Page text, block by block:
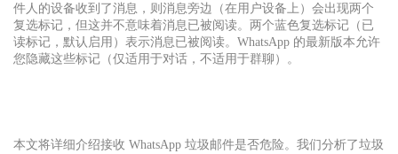
件人的设备收到了消息，则消息旁边（在用户设备上）会出现两个
复选标记，但这并不意味着消息已被阅读。两个蓝色复选标记（已
读标记，默认启用）表示消息已被阅读。WhatsApp 的最新版本允许
您隐藏这些标记（仅适用于对话，不适用于群聊）。
本文将详细介绍接收 WhatsApp 垃圾邮件是否危险。我们分析了垃圾